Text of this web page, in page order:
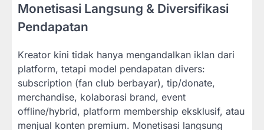
Monetisasi Langsung & Diversifikasi
Pendapatan
Kreator kini tidak hanya mengandalkan iklan dari
platform, tetapi model pendapatan divers:
subscription (fan club berbayar), tip/donate,
merchandise, kolaborasi brand, event
offline/hybrid, platform membership eksklusif, atau
menjual konten premium. Monetisasi langsung